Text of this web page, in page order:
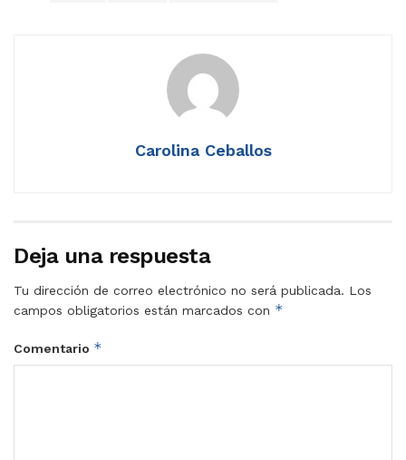
Carolina Ceballos
Deja una respuesta
Tu dirección de correo electrónico no será publicada. Los
campos obligatorios están marcados con *
Comentario *